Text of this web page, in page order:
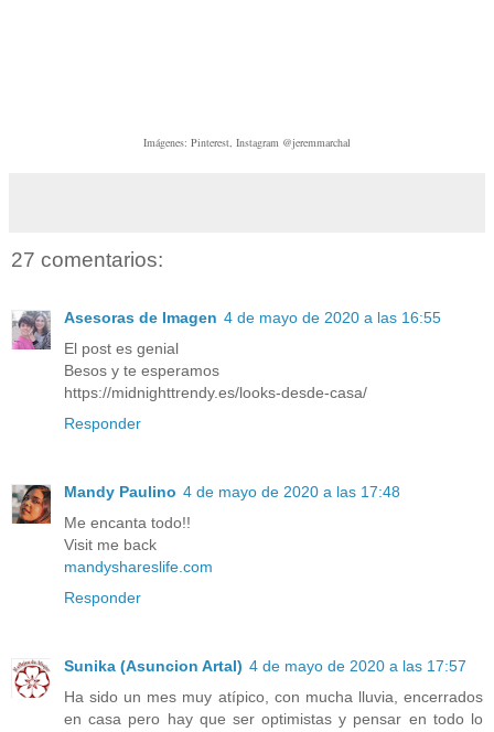
Imágenes: Pinterest, Instagram @jeremmarchal
27 comentarios:
Asesoras de Imagen 4 de mayo de 2020 a las 16:55
El post es genial
Besos y te esperamos
https://midnighttrendy.es/looks-desde-casa/
Responder
Mandy Paulino 4 de mayo de 2020 a las 17:48
Me encanta todo!!
Visit me back
mandyshareslife.com
Responder
Sunika (Asuncion Artal) 4 de mayo de 2020 a las 17:57
Ha sido un mes muy atípico, con mucha lluvia, encerrados
en casa pero hay que ser optimistas y pensar en todo lo